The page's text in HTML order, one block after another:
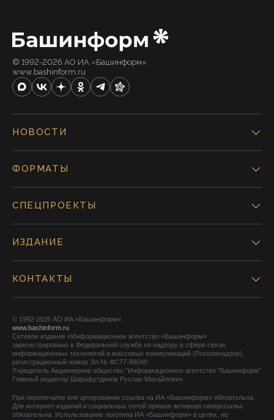
© 1992-2026 АО ИА «Башинформ».
www.bashinform.ru
НОВОСТИ
ФОРМАТЫ
СПЕЦПРОЕКТЫ
ИЗДАНИЕ
КОНТАКТЫ
© 1992-2026 АО ИА «Башинформ».
www.bashinform.ru
Сетевое издание «Информационное агентство «Башинформ»
зарегистрировано в Федеральной службе по надзору в сфере связи,
информационных технологий и массовых коммуникаций (Роскомнадзор),
регистрационный номер Эл № ФС77-88040
Учредитель Акционерное общество "Информационное агентство "Башинформ"
Главный редактор Шарафутдинов Руслан Михайлович
При перепечатке или цитировании ссылка на ИА «Башинформ» обязательна.
Для интернет-изданий и социальных сетей прямая активная гиперссылка
обязательна. Использование логотипа ИА «Башинформ» в целях, не